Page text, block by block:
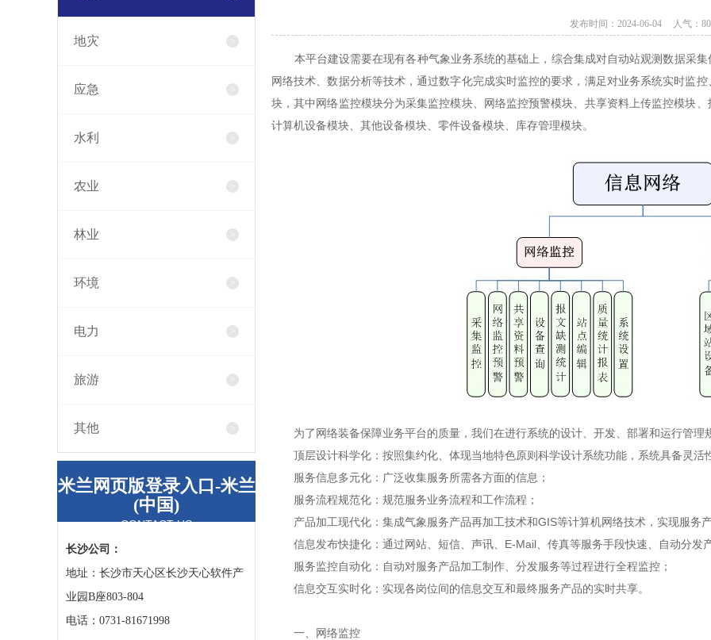
地灾
应急
水利
农业
林业
环境
电力
旅游
其他
米兰网页版登录入口-米兰
(中国)
CONTACT US
长沙公司：
地址：长沙市天心区长沙天心软件产
业园B座803-804
电话：0731-81671998
发布时间：2024-06-04 人气： 80
本平台建设需要在现有各种气象业务系统的基础上，综合集成对自动站观测数据采集
网络技术、数据分析等技术，通过数字化完成实时监控的要求，满足对业务系统实时监
块，其中网络监控模块分为采集监控模块、网络监控预警模块、共享资料上传监控模块
计算机设备模块、其他设备模块、零件设备模块、库存管理模块。
为了网络装备保障业务平台的质量，我们在进行系统的设计、开发、部署和运行
顶层设计科学化：按照集约化、体现当地特色原则科学设计系统功能，系统具备灵活
服务信息多元化：广泛收集服务所需各方面的信息；
服务流程规范化：规范服务业务流程和工作流程；
产品加工现代化：集成气象服务产品再加工技术和GIS等计算机网络技术，实现服务
信息发布快捷化：通过网站、短信、声讯、E-Mail、传真等服务手段快速、自动分发
服务监控自动化：自动对服务产品加工制作、分发服务等过程进行全程监控；
信息交互实时化：实现各岗位间的信息交互和最终服务产品的实时共享。
一、网络监控